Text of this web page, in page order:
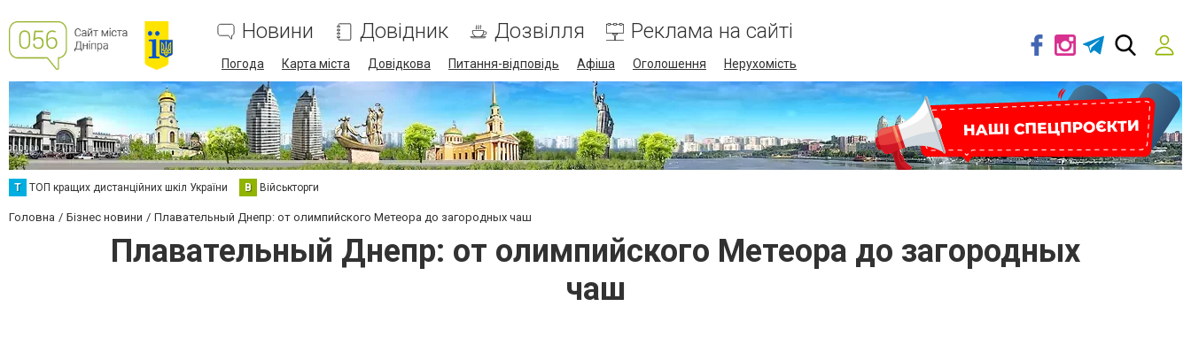
Новини Довідник Дозвілля Реклама на сайті
Погода Карта міста Довідкова Питання-відповідь Афіша Оголошення Нерухомість
Т ТОП кращих дистанційних шкіл України В Військторги
Головна Бізнес новини Плавательный Днепр: от олимпийского Метеора до загородных чаш
Плавательный Днепр: от олимпийского Метеора до загородных
чаш